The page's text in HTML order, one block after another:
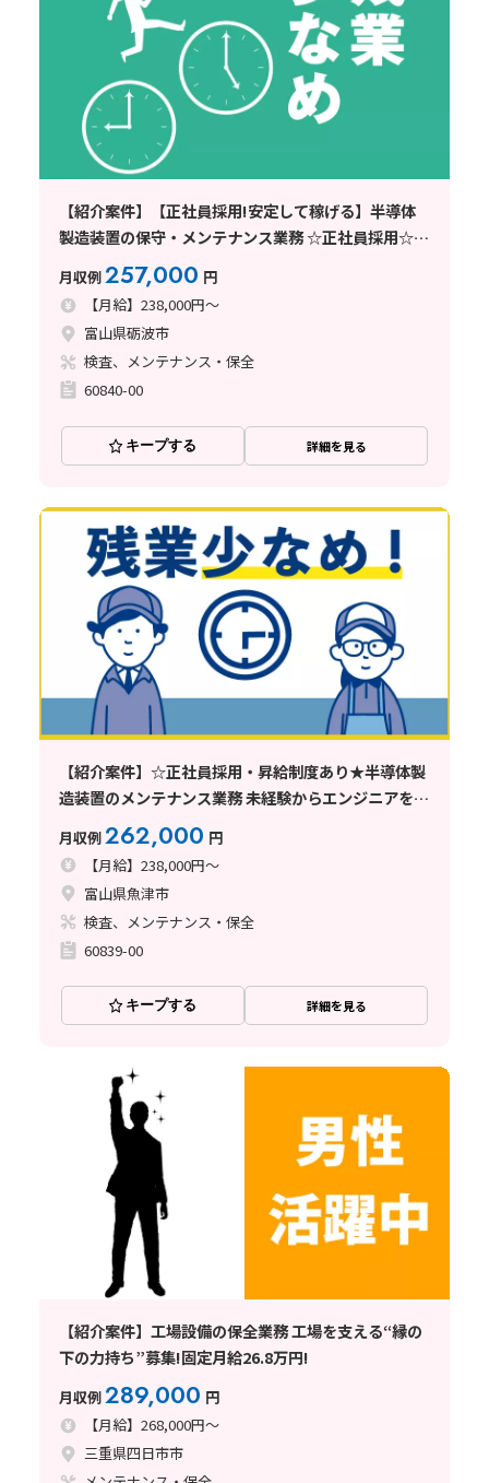
【紹介案件】【正社員採用!安定して稼げる】半導体
製造装置の保守・メンテナンス業務 ☆正社員採用☆安
定して働きたい人必見!必要なのはやる気と向上心だ
け!
月収例257,000 円
【月給】238,000円～
富山県砺波市
検査、メンテナンス・保全
60840-00
キープする 詳細を見る
【紹介案件】☆正社員採用・昇給制度あり★半導体製
造装置のメンテナンス業務 未経験からエンジニアを目
指せます!正社員雇用で安定したい方必見!
月収例262,000 円
【月給】238,000円～
富山県魚津市
検査、メンテナンス・保全
60839-00
キープする 詳細を見る
【紹介案件】工場設備の保全業務 工場を支える“縁の
下の力持ち”募集!固定月給26.8万円!
月収例289,000 円
【月給】268,000円～
三重県四日市市